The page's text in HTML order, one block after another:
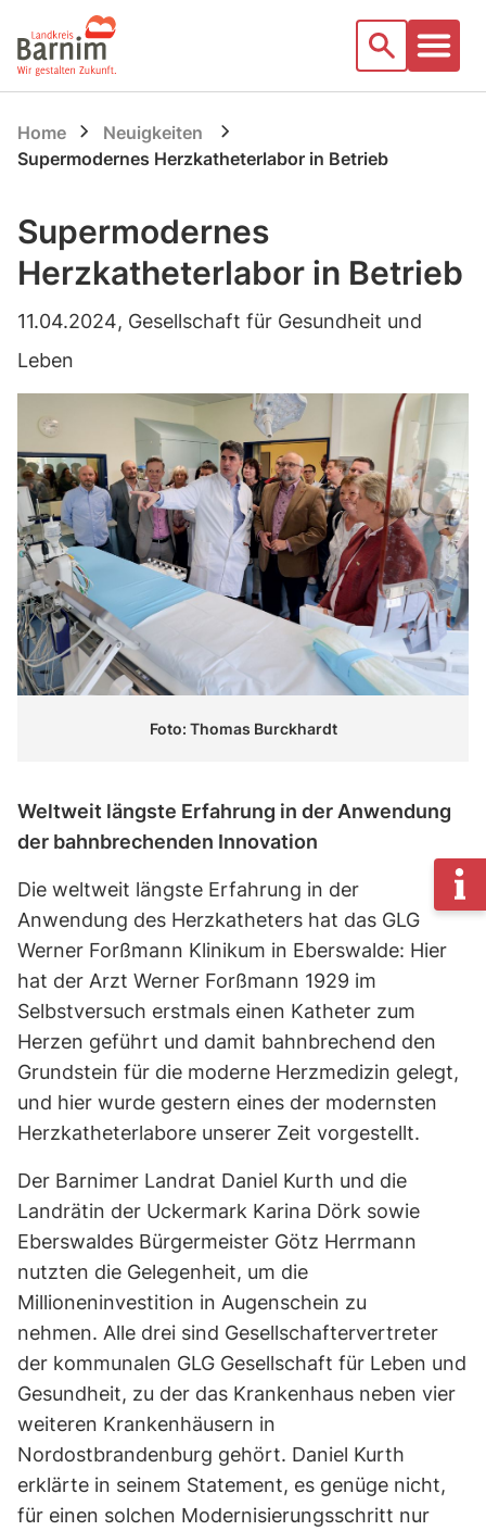
Startseite
Suche
Home
Neuigkeiten
Supermodernes Herzkatheterlabor in Betrieb
Supermodernes
Herzkatheterlabor in Betrieb
11.04.2024, Gesellschaft für Gesundheit und
Leben
Foto: Thomas Burckhardt
Weltweit längste Erfahrung in der Anwendung
der bahnbrechenden Innovation
Die weltweit längste Erfahrung in der
Anwendung des Herzkatheters hat das GLG
Werner Forßmann Klinikum in Eberswalde: Hier
hat der Arzt Werner Forßmann 1929 im
Selbstversuch erstmals einen Katheter zum
Herzen geführt und damit bahnbrechend den
Grundstein für die moderne Herzmedizin gelegt,
und hier wurde gestern eines der modernsten
Herzkatheterlabore unserer Zeit vorgestellt.
Der Barnimer Landrat Daniel Kurth und die
Landrätin der Uckermark Karina Dörk sowie
Eberswaldes Bürgermeister Götz Herrmann
nutzten die Gelegenheit, um die
Millioneninvestition in Augenschein zu
nehmen. Alle drei sind Gesellschaftervertreter
der kommunalen GLG Gesellschaft für Leben und
Gesundheit, zu der das Krankenhaus neben vier
weiteren Krankenhäusern in
Nordostbrandenburg gehört. Daniel Kurth
erklärte in seinem Statement, es genüge nicht,
für einen solchen Modernisierungsschritt nur